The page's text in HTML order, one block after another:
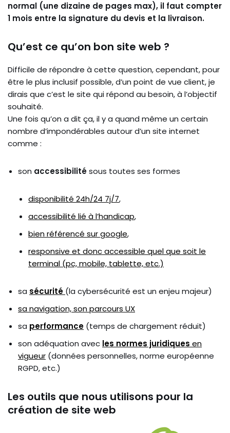
normal (une dizaine de pages max), il faut compter
1 mois entre la signature du devis et la livraison.
Qu’est ce qu’on bon site web ?
Difficile de répondre à cette question, cependant, pour
être le plus inclusif possible, d’un point de vue client, je
dirais que c’est le site qui répond au besoin, à l’objectif
souhaité.
Une fois qu’on a dit ça, il y a quand même un certain
nombre d’impondérables autour d’un site internet
comme :
son accessibilitésous toutes ses formes
disponibilité 24h/24 7j/7,
accessibilité lié à l’handicap,
bien référencé sur google,
responsive et donc accessible quel que soit le
terminal (pc, mobile, tablette, etc.)
sa sécurité (la cybersécurité est un enjeu majeur)
sa navigation, son parcours UX
sa performance (temps de chargement réduit)
son adéquation avec les normes juridiques en
vigueur (données personnelles, norme européenne
RGPD, etc.)
Les outils que nous utilisons pour la
création de site web